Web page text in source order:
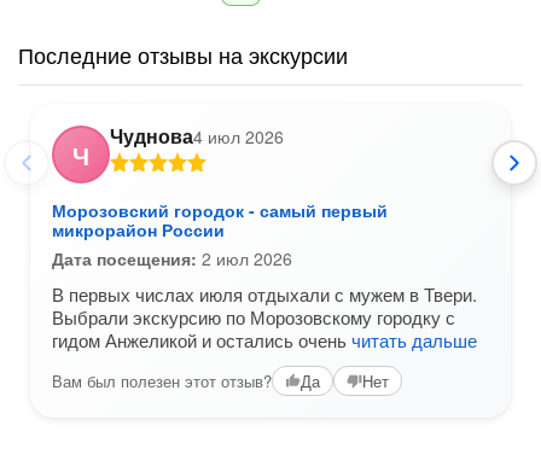
Последние отзывы на экскурсии
Ч
Чуднова4 июл 2026
Морозовский городок - самый первый
микрорайон России
Дата посещения: 2 июл 2026
В первых числах июля отдыхали с мужем в Твери.
Выбрали экскурсию по Морозовскому городку с
гидом Анжеликой и остались оченьчитать дальше
Вам был полезен этот отзыв? Да Нет